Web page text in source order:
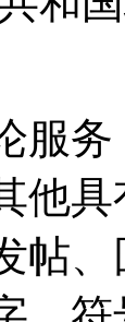
服
他
帖